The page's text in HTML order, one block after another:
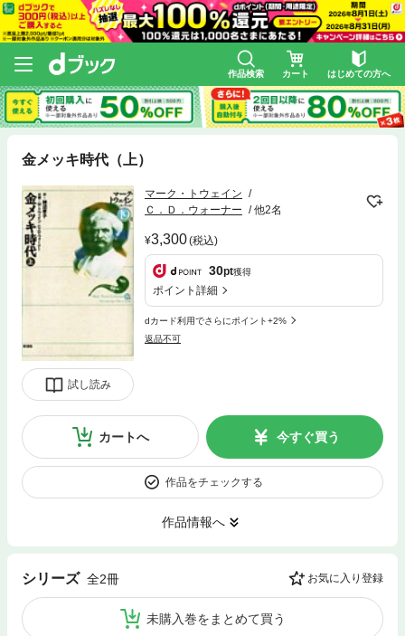
作品検索 カート はじめての方へ
金メッキ時代（上）
試し読み
マーク・トウェイン
Ｃ．Ｄ．ウォーナー
他2名
3,300(税込)
30pt獲得
ポイント詳細
dカード利用でさらにポイント+2%
返品不可
カートへ 今すぐ買う
作品をチェックする
作品情報へ
シリーズ 全2冊 お気に入り登録
未購入巻をまとめて買う